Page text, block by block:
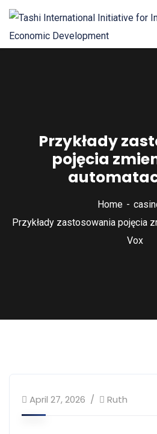
Przykłady
pojęcia
Home
Przykłady zastosowania pojęcia
Vox
April 27, 2026 Ruth